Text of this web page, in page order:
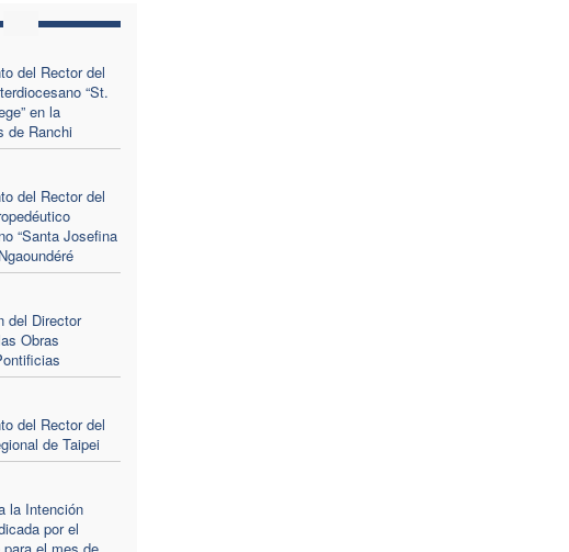
del Rector del
“St.
en la
de Ranchi
del Rector del
“Santa Josefina
del Director
Obras
del Rector del
de Taipei
la Intención
por el